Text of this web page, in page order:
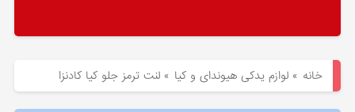
خانه »لوازم یدکی هیوندای و کیا »لنت ترمز جلو کیا کادنزا